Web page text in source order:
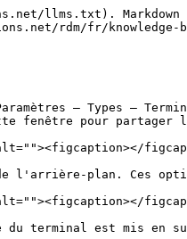
llms.txt). Markdown
rdm/fr/knowledge-
– Types –
fenêtre pour partager
alt=""><figcaption></
plan. Ces
alt=""><figcaption></
terminal est mis en